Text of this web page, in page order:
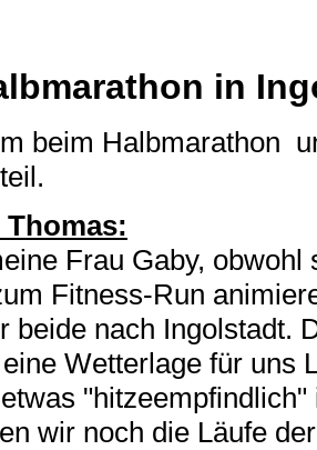
in
beim Halbmarathon
Frau Gaby,
Fitness-Run
beide nach Ingolstadt.
Wetterlage für
"hitzeempfindlich"
wir noch die Läufe